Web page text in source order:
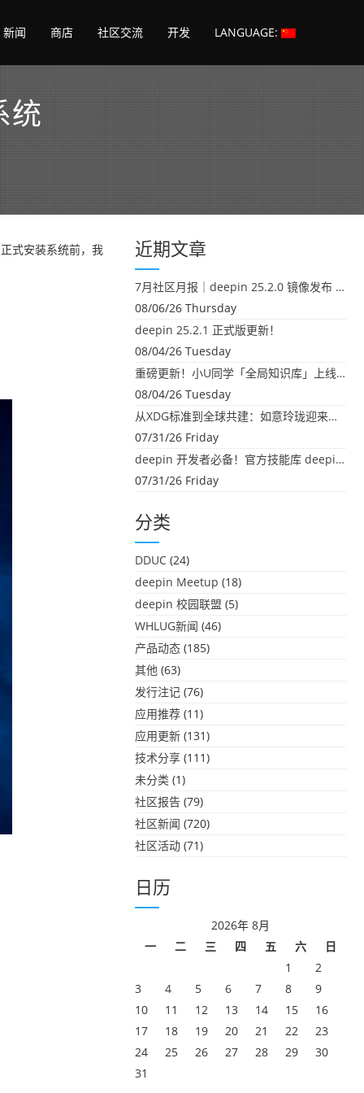
新闻 商店 社区交流 开发 LANGUAGE:
统
式安装系统前，我 近期文章
7月社区月报｜deepin 25.2.0 镜像发布 & 小U同学定时任务上线
08/06/26 Thursday
deepin 25.2.1 正式版更新！
08/04/26 Tuesday
重磅更新！小U同学「全局知识库」上线：你的本地文件，终于"活"起来了
08/04/26 Tuesday
从XDG标准到全球共建：如意玲珑迎来首个海外开源贡献
07/31/26 Friday
deepin 开发者必备！官方技能库 deepin-skills 正式开源
07/31/26 Friday
分类
DDUC (24)
deepin Meetup (18)
deepin 校园联盟 (5)
WHLUG新闻 (46)
产品动态 (185)
其他 (63)
发行注记 (76)
应用推荐 (11)
应用更新 (131)
技术分享 (111)
未分类 (1)
社区报告 (79)
社区新闻 (720)
社区活动 (71)
日历
2026年 8月
一
二 三 四 五 六
日
1
2
3
4 5 6 7 8
9
10
11 12 13 14 15
16
17
18 19 20 21 22
23
24
25 26 27 28 29
30
31